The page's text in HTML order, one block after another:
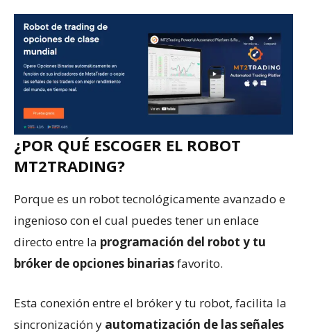
¿POR QUÉ ESCOGER EL ROBOT
MT2TRADING?
Porque es un robot tecnológicamente avanzado e
ingenioso con el cual puedes tener un enlace
directo entre la programación del robot y tu
bróker de opciones binariasfavorito.
Esta conexión entre el bróker y tu robot, facilita la
sincronización y automatización de las señales